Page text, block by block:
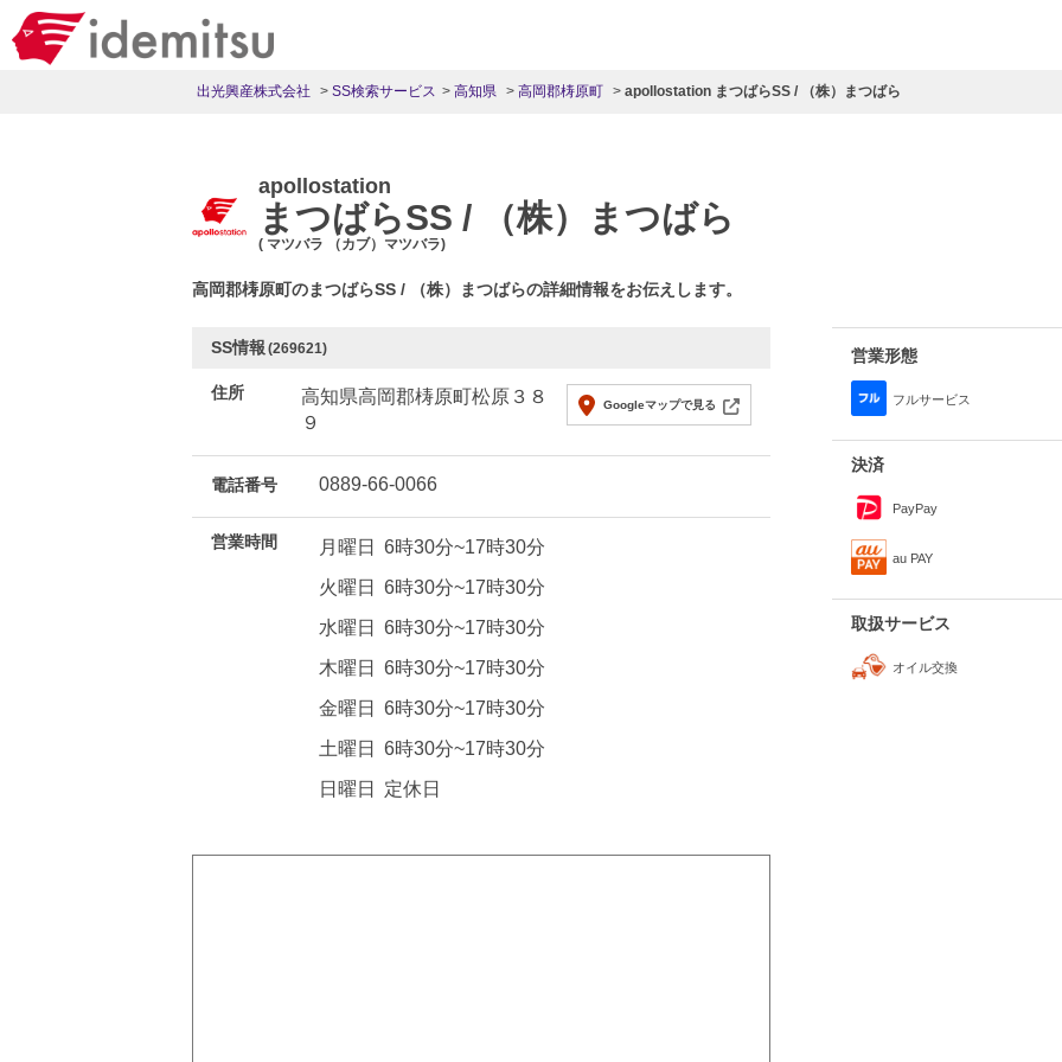
出光興産株式会社 SS検索サービス 高知県 高岡郡梼原町 apollostation まつばらSS / （株）まつばら
apollostation
まつばらSS / （株）まつばら
( マツバラ （カブ）マツバラ)
高岡郡梼原町のまつばらSS / （株）まつばらの詳細情報をお伝えします。
SS情報 (269621)
住所
高知県高岡郡梼原町松原３８
９
Googleマップで見る
電話番号 0889-66-0066
営業時間 月曜日
6時30分~17時30分
火曜日
6時30分~17時30分
水曜日
6時30分~17時30分
木曜日
6時30分~17時30分
金曜日
6時30分~17時30分
土曜日
6時30分~17時30分
日曜日
定休日
営業形態
フルサービス
決済
PayPay
au PAY
取扱サービス
オイル交換